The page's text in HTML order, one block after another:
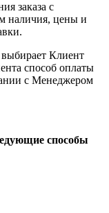
заказа с
наличия, цены и
выбирает Клиент
способ оплаты
с Менеджером
способы